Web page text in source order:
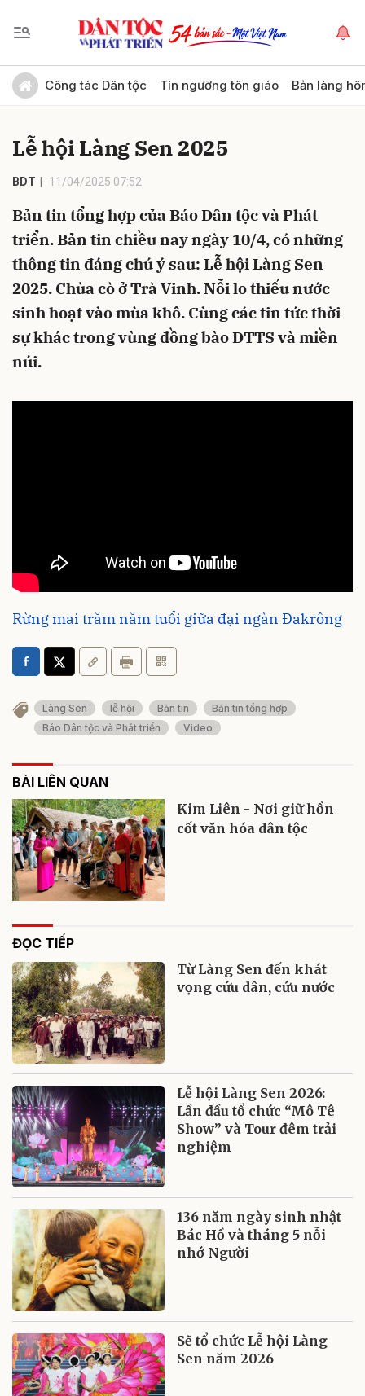
Công tác Dân tộc Tín ngưỡng tôn giáo Bản làng
Lễ hội Làng Sen 2025
BDT 11/04/2025 07:52
Bản tin tổng hợp của Báo Dân tộc và Phát
triển. Bản tin chiều nay ngày 10/4, có những
thông tin đáng chú ý sau: Lễ hội Làng Sen
2025. Chùa cò ở Trà Vinh. Nỗi lo thiếu nước
sinh hoạt vào mùa khô. Cùng các tin tức thời
sự khác trong vùng đồng bào DTTS và miền
núi.
Rừng mai trăm năm tuổi giữa đại ngàn Đakrông
Làng Sen lễ hội Bản tin
Bản tin tổng hợp
Báo Dân tộc và Phát triển
Video
BÀI LIÊN QUAN
Kim Liên - Nơi giữ hồn
cốt văn hóa dân tộc
ĐỌC TIẾP
Từ Làng Sen đến khát
vọng cứu dân, cứu nước
Lễ hội Làng Sen 2026:
Lần đầu tổ chức “Mô Tê
Show” và Tour đêm trải
nghiệm
136 năm ngày sinh nhật
Bác Hồ và tháng 5 nỗi
nhớ Người
Sẽ tổ chức Lễ hội Làng
Sen năm 2026
Gửi bình luận
Hủy Gửi